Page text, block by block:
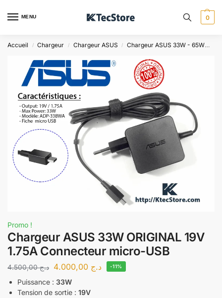
MENU 0
Accueil / Chargeur / Chargeur ASUS / Chargeur ASUS 33W - 65W
Promo !
Chargeur ASUS 33W ORIGINAL 19V
1.75A Connecteur micro-USB
د.ج4.500,00 د.ج -11%
Puissance : 33W
Tension de sortie : 19V